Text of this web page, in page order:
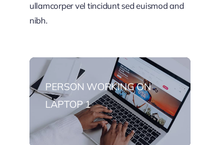
ullamcorper vel tincidunt sed euismod and
nibh.
PERSON WORKING ON
LAPTOP 1